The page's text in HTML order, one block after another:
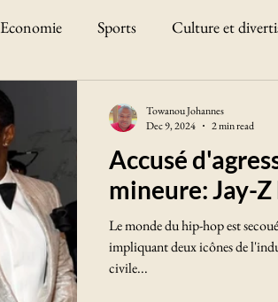
Economie Sports Culture et
Accusé
mineure: Jay-
Le monde du hip-hop est
impliquant deux icônes de
civile...
Towanou Johannes
Dec 9, 2024
2 min read